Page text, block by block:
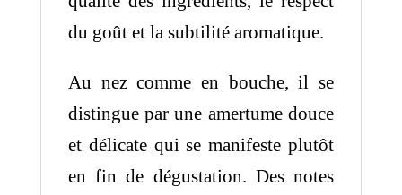
du goût et la subtilité aromatique.
Au nez comme en bouche, il se
distingue par une amertume douce
et délicate qui se manifeste plutôt
en fin de dégustation. Des notes